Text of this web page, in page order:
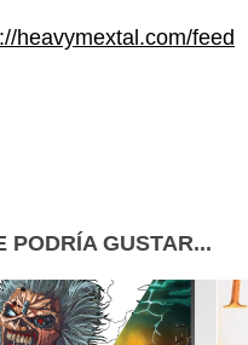
heavymextal.com/feed
PODRÍA GUSTAR...